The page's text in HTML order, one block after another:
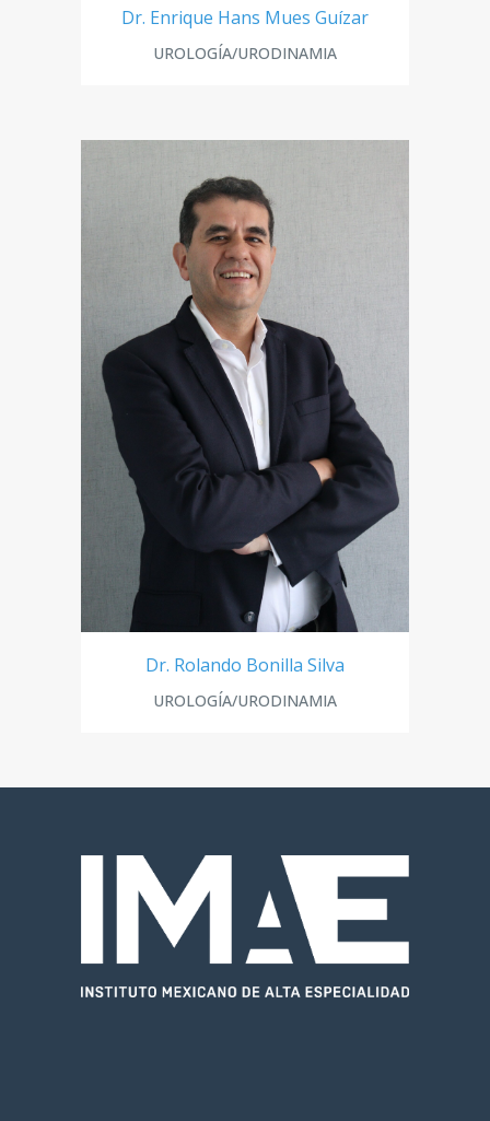
Dr. Enrique Hans Mues Guízar
UROLOGÍA/URODINAMIA
Dr. Rolando Bonilla Silva
UROLOGÍA/URODINAMIA